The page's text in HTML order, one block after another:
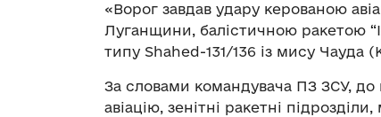
«Ворог завдав удару керованою
Луганщини, балістичною ракетою
типу Shahed-131/136 із мису Чауда
За словами командувача ПЗ ЗСУ, до
авіацію, зенітні ракетні